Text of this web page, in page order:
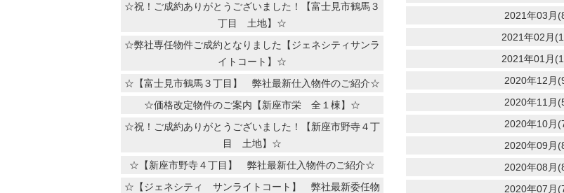
☆祝！ご成約ありがとうございました！【富士見市鶴馬３
丁目 土地】☆
☆弊社専任物件ご成約となりました【ジェネシティサンラ
イトコート】☆
☆【富士見市鶴馬３丁目】 弊社最新仕入物件のご紹介☆
☆価格改定物件のご案内【新座市栄 全１棟】☆
☆祝！ご成約ありがとうございました！【新座市野寺４丁
目 土地】☆
☆【新座市野寺４丁目】 弊社最新仕入物件のご紹介☆
☆【ジェネシティ サンライトコート】 弊社最新委任物
2021年03月
2021年02月
2021年01月
2020年12月
2020年11月
2020年10月
2020年09月
2020年08月
2020年07月